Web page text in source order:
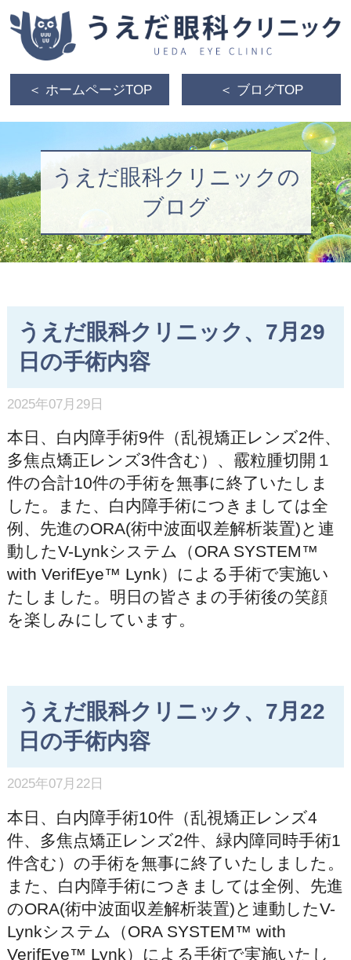
＜ ホームページTOP ＜ ブログTOP
うえだ眼科クリニックの
ブログ
うえだ眼科クリニック、7月29
日の手術内容
2025年07月29日
本日、白内障手術9件（乱視矯正レンズ2件、
多焦点矯正レンズ3件含む）、霰粒腫切開１
件の合計10件の手術を無事に終了いたしま
した。また、白内障手術につきましては全
例、先進のORA(術中波面収差解析装置)と連
動したV-Lynkシステム（ORA SYSTEM™
with VerifEye™ Lynk）による手術で実施い
たしました。明日の皆さまの手術後の笑顔
を楽しみにしています。
うえだ眼科クリニック、7月22
日の手術内容
2025年07月22日
本日、白内障手術10件（乱視矯正レンズ4
件、多焦点矯正レンズ2件、緑内障同時手術1
件含む）の手術を無事に終了いたしました。
また、白内障手術につきましては全例、先進
のORA(術中波面収差解析装置)と連動したV-
Lynkシステム（ORA SYSTEM™ with
VerifEye™ Lynk）による手術で実施いたし